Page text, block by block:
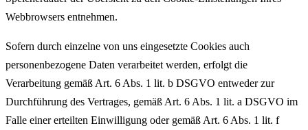
Webbrowsers entnehmen.
Sofern durch einzelne von uns eingesetzte Cookies auch
personenbezogene Daten verarbeitet werden, erfolgt die
Verarbeitung gemäß Art. 6 Abs. 1 lit. b DSGVO entweder zur
Durchführung des Vertrages, gemäß Art. 6 Abs. 1 lit. a DSGVO im
Falle einer erteilten Einwilligung oder gemäß Art. 6 Abs. 1 lit. f